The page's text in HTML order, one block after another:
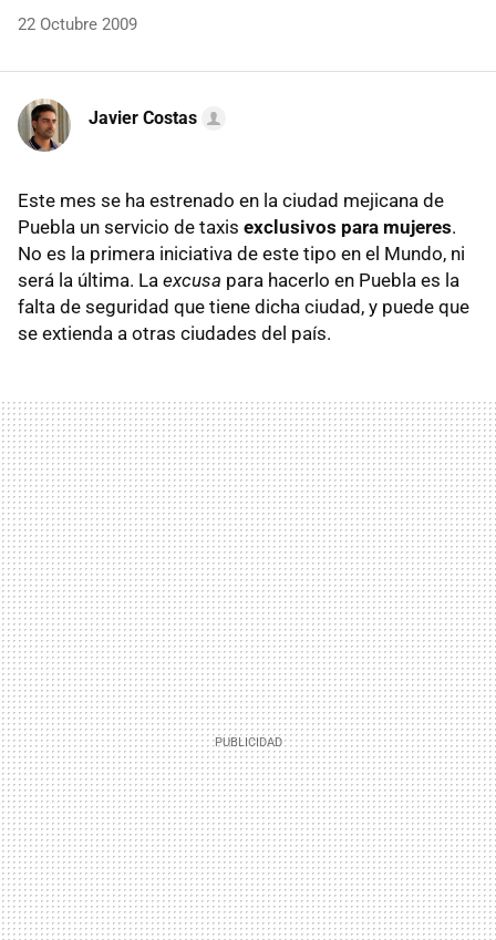
22 Octubre 2009
Javier Costas
Este mes se ha estrenado en la ciudad mejicana de
Puebla un servicio de taxis exclusivos para mujeres.
No es la primera iniciativa de este tipo en el Mundo, ni
será la última. La excusa para hacerlo en Puebla es la
falta de seguridad que tiene dicha ciudad, y puede que
se extienda a otras ciudades del país.